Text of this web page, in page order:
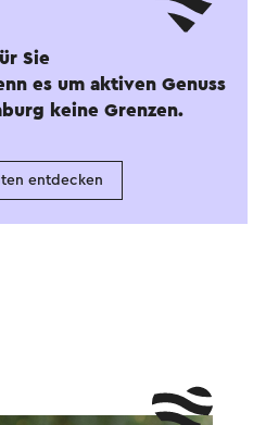
Sie
es um aktiven Genuss
keine Grenzen.
entdecken